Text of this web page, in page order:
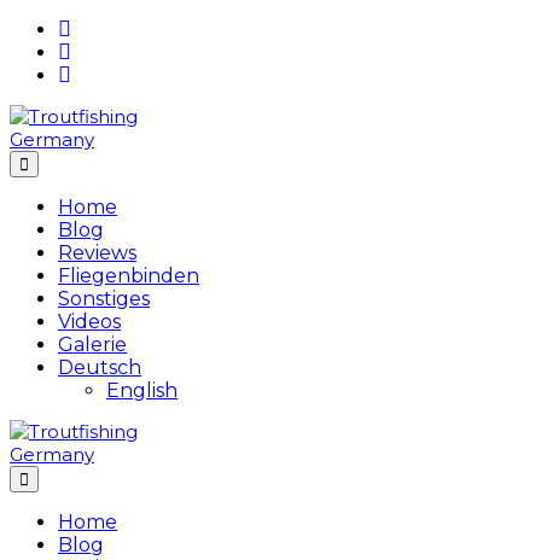
Skip
content
Home
Blog
Reviews
Fliegenbinden
Sonstiges
Videos
Galerie
Deutsch
English
Home
Blog